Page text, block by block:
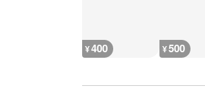
¥400 ¥500